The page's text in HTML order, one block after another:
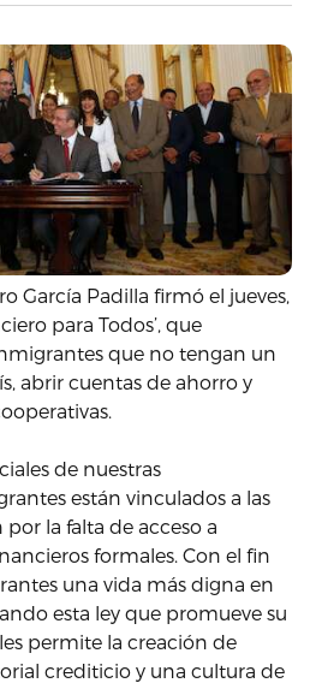
García Padilla firmó el jueves,
para Todos’, que
que no tengan un
abrir cuentas de ahorro y
de nuestras
están vinculados a las
la falta de acceso a
formales. Con el fin
una vida más digna en
esta ley que promueve su
permite la creación de
crediticio y una cultura de